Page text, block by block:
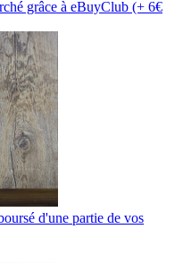
grâce à eBuyClub (+ 6€
d'une partie de vos